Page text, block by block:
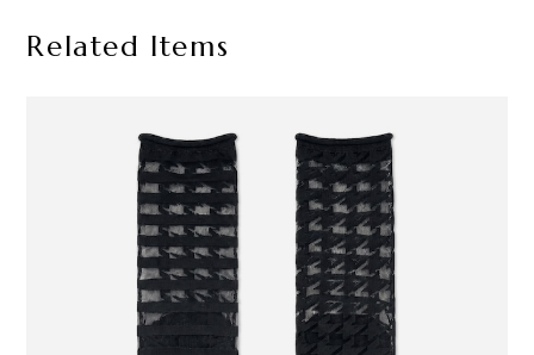
Related Items